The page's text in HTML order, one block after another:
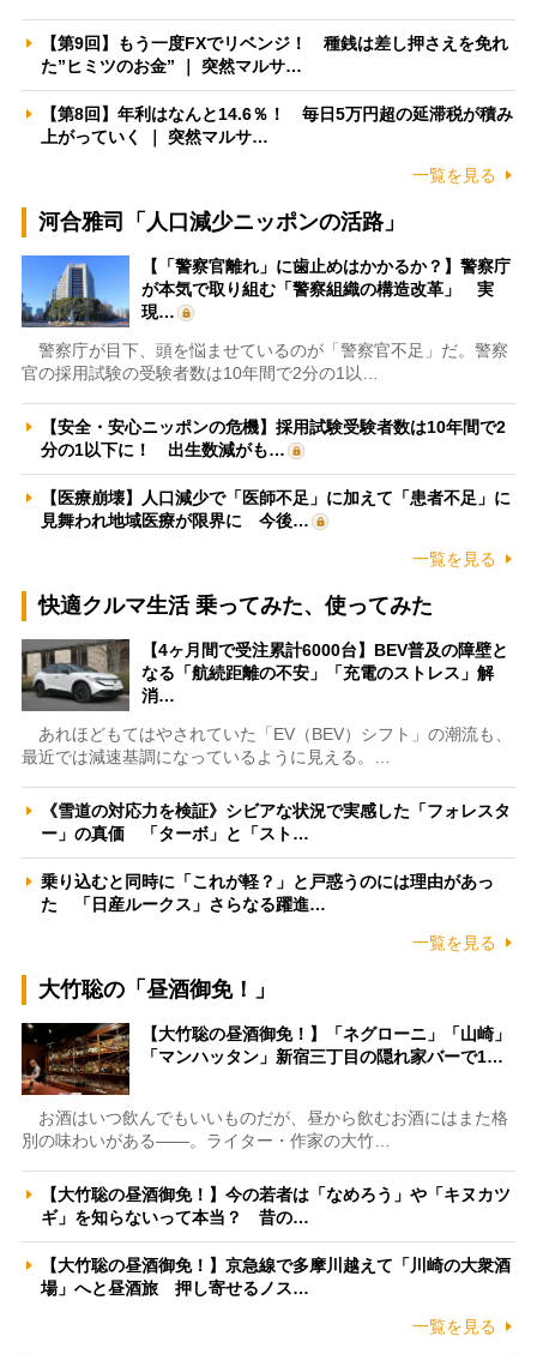
【第9回】もう一度FXでリベンジ！ 種銭は差し押さえを免れ
た”ヒミツのお金” ｜ 突然マルサ…
【第8回】年利はなんと14.6％！ 毎日5万円超の延滞税が積み
上がっていく ｜ 突然マルサ…
一覧を見る
河合雅司「人口減少ニッポンの活路」
【「警察官離れ」に歯止めはかかるか？】警察庁
が本気で取り組む「警察組織の構造改革」 実
現…
警察庁が目下、頭を悩ませているのが「警察官不足」だ。警察
官の採用試験の受験者数は10年間で2分の1以…
【安全・安心ニッポンの危機】採用試験受験者数は10年間で2
分の1以下に！ 出生数減がも…
【医療崩壊】人口減少で「医師不足」に加えて「患者不足」に
見舞われ地域医療が限界に 今後…
一覧を見る
快適クルマ生活 乗ってみた、使ってみた
【4ヶ月間で受注累計6000台】BEV普及の障壁と
なる「航続距離の不安」「充電のストレス」解
消…
あれほどもてはやされていた「EV（BEV）シフト」の潮流も、
最近では減速基調になっているように見える。…
《雪道の対応力を検証》シビアな状況で実感した「フォレスタ
ー」の真価 「ターボ」と「スト…
乗り込むと同時に「これが軽？」と戸惑うのには理由があっ
た 「日産ルークス」さらなる躍進…
一覧を見る
大竹聡の「昼酒御免！」
【大竹聡の昼酒御免！】「ネグローニ」「山崎」
「マンハッタン」新宿三丁目の隠れ家バーで1…
お酒はいつ飲んでもいいものだが、昼から飲むお酒にはまた格
別の味わいがある――。ライター・作家の大竹…
【大竹聡の昼酒御免！】今の若者は「なめろう」や「キヌカツ
ギ」を知らないって本当？ 昔の…
【大竹聡の昼酒御免！】京急線で多摩川越えて「川崎の大衆酒
場」へと昼酒旅 押し寄せるノス…
一覧を見る